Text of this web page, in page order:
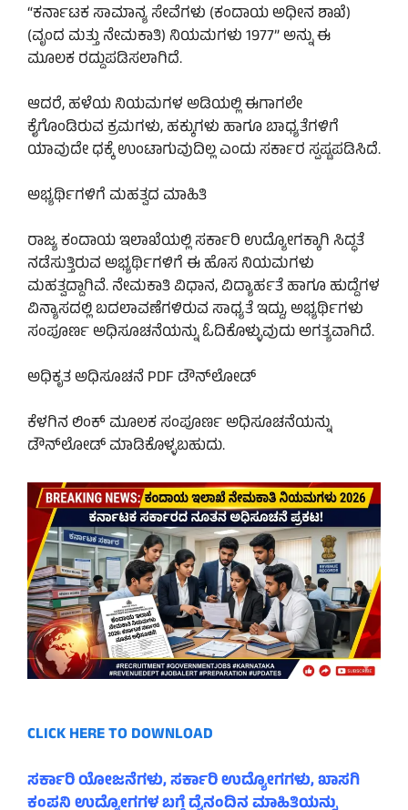
“ಕರ್ನಾಟಕ ಸಾಮಾನ್ಯ ಸೇವೆಗಳು (ಕಂದಾಯ ಅಧೀನ ಶಾಖೆ)
(ವೃಂದ ಮತ್ತು ನೇಮಕಾತಿ) ನಿಯಮಗಳು 1977” ಅನ್ನು ಈ
ಮೂಲಕ ರದ್ದುಪಡಿಸಲಾಗಿದೆ.
ಆದರೆ, ಹಳೆಯ ನಿಯಮಗಳ ಅಡಿಯಲ್ಲಿ ಈಗಾಗಲೇ
ಕೈಗೊಂಡಿರುವ ಕ್ರಮಗಳು, ಹಕ್ಕುಗಳು ಹಾಗೂ ಬಾಧ್ಯತೆಗಳಿಗೆ
ಯಾವುದೇ ಧಕ್ಕೆ ಉಂಟಾಗುವುದಿಲ್ಲ ಎಂದು ಸರ್ಕಾರ ಸ್ಪಷ್ಟಪಡಿಸಿದೆ.
ಅಭ್ಯರ್ಥಿಗಳಿಗೆ ಮಹತ್ವದ ಮಾಹಿತಿ
ರಾಜ್ಯ ಕಂದಾಯ ಇಲಾಖೆಯಲ್ಲಿ ಸರ್ಕಾರಿ ಉದ್ಯೋಗಕ್ಕಾಗಿ ಸಿದ್ಧತೆ
ನಡೆಸುತ್ತಿರುವ ಅಭ್ಯರ್ಥಿಗಳಿಗೆ ಈ ಹೊಸ ನಿಯಮಗಳು
ಮಹತ್ವದ್ದಾಗಿವೆ. ನೇಮಕಾತಿ ವಿಧಾನ, ವಿದ್ಯಾರ್ಹತೆ ಹಾಗೂ ಹುದ್ದೆಗಳ
ವಿನ್ಯಾಸದಲ್ಲಿ ಬದಲಾವಣೆಗಳಿರುವ ಸಾಧ್ಯತೆ ಇದ್ದು, ಅಭ್ಯರ್ಥಿಗಳು
ಸಂಪೂರ್ಣ ಅಧಿಸೂಚನೆಯನ್ನು ಓದಿಕೊಳ್ಳುವುದು ಅಗತ್ಯವಾಗಿದೆ.
ಅಧಿಕೃತ ಅಧಿಸೂಚನೆ PDF ಡೌನ್‌ಲೋಡ್
ಕೆಳಗಿನ ಲಿಂಕ್ ಮೂಲಕ ಸಂಪೂರ್ಣ ಅಧಿಸೂಚನೆಯನ್ನು
ಡೌನ್‌ಲೋಡ್ ಮಾಡಿಕೊಳ್ಳಬಹುದು.
CLICK HERE TO DOWNLOAD
ಸರ್ಕಾರಿ ಯೋಜನೆಗಳು, ಸರ್ಕಾರಿ ಉದ್ಯೋಗಗಳು, ಖಾಸಗಿ
ಕಂಪನಿ ಉದ್ಯೋಗಗಳ ಬಗ್ಗೆ ದೈನಂದಿನ ಮಾಹಿತಿಯನ್ನು